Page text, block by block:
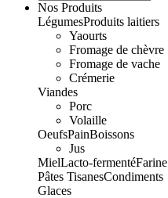
Nos Produits
LégumesProduits laitiers
Yaourts
Fromage de chèvre
Fromage de vache
Crémerie
Viandes
Porc
Volaille
OeufsPainBoissons
Jus
MielLacto-fermentéFarine
Pâtes TisanesCondiments
Glaces